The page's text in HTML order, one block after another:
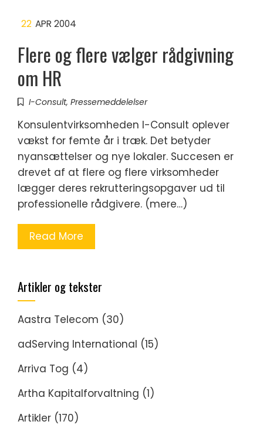
22 APR 2004
Flere og flere vælger rådgivning
om HR
I-Consult, Pressemeddelelser
Konsulentvirksomheden I-Consult oplever
vækst for femte år i træk. Det betyder
nyansættelser og nye lokaler. Succesen er
drevet af at flere og flere virksomheder
lægger deres rekrutteringsopgaver ud til
professionelle rådgivere. (mere…)
Read More
Artikler og tekster
Aastra Telecom (30)
adServing International (15)
Arriva Tog (4)
Artha Kapitalforvaltning (1)
Artikler (170)